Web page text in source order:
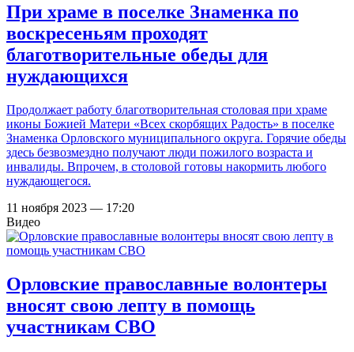
При храме в поселке Знаменка по
воскресеньям проходят
благотворительные обеды для
нуждающихся
Продолжает работу благотворительная столовая при храме
иконы Божией Матери «Всех скорбящих Радость» в поселке
Знаменка Орловского муниципального округа. Горячие обеды
здесь безвозмездно получают люди пожилого возраста и
инвалиды. Впрочем, в столовой готовы накормить любого
нуждающегося.
11 ноября 2023 — 17:20
Видео
Орловские православные волонтеры
вносят свою лепту в помощь
участникам СВО